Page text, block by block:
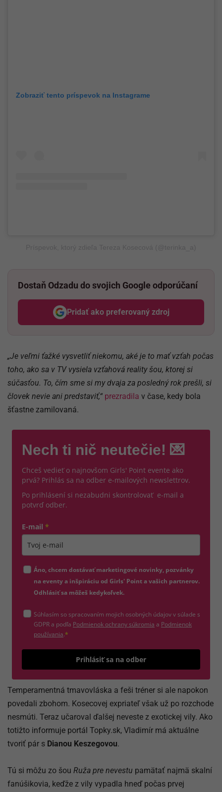
Zobraziť tento príspevok na Instagrame
Dostaň Odzadu do svojich Google odporúčaní
Pridať ako preferovaný zdroj
Odzadu, odkaz sa otvorí v
„Je veľmi ťažké vysvetliť niekomu, aké je to mať vzťah počas
toho, ako sa v TV vysiela vzťahová reality šou, ktorej si
súčasťou. To, čím sme si my dvaja za posledný rok prešli, si
človek nevie ani predstaviť,“ prezradila v čase, kedy bola
šťastne zamilovaná.
Nech ti nič neutečie! 💌
Chceš vedieť o najnovšom Girls' Point evente ako
prvá? Prihlás sa na odber e-mailových newslettrov.
Po prihlásení si nezabudni skontrolovať e-mail a
potvrď odber.
E-mail *
Áno, chcem dostávať marketingové novinky, pozvánky
na eventy a inšpiráciu od Girls' Point a vašich partnerov.
Odhlásiť sa môžeš kedykoľvek.
Súhlasím so spracovaním mojich osobných údajov v súlade s
GDPR a podľa Podmienok ochrany súkromia (otvorí sa v novom okne)
a Podmienok
používania(otvorí sa v novom okne)
.*
Prihlásiť sa na odber
Temperamentná tmavovláska a feši tréner si ale napokon
povedali zbohom. Kosecovej expriateľ však už po rozchode
nesmúti. Teraz učaroval ďalšej neveste z exotickej vily. Ako
totižto informuje portál Topky.sk, Vladimír má aktuálne
tvoriť pár s Dianou Keszegovou.
Tú si môžu zo šou Ruža pre nevestu pamätať najmä skalní
fanúšikovia, keďže z vily vypadla hneď počas prvej